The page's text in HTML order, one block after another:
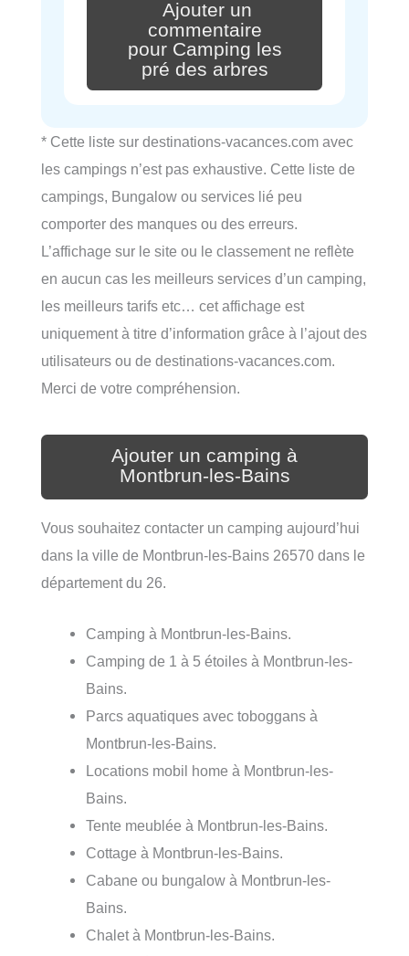
Ajouter un
commentaire
pour Camping les
pré des arbres
* Cette liste sur destinations-vacances.com avec
les campings n’est pas exhaustive. Cette liste de
campings, Bungalow ou services lié peu
comporter des manques ou des erreurs.
L’affichage sur le site ou le classement ne reflète
en aucun cas les meilleurs services d’un camping,
les meilleurs tarifs etc… cet affichage est
uniquement à titre d’information grâce à l’ajout des
utilisateurs ou de destinations-vacances.com.
Merci de votre compréhension.
Ajouter un camping à
Montbrun-les-Bains
Vous souhaitez contacter un camping aujourd’hui
dans la ville de Montbrun-les-Bains 26570 dans le
département du 26.
Camping à Montbrun-les-Bains.
Camping de 1 à 5 étoiles à Montbrun-les-
Bains.
Parcs aquatiques avec toboggans à
Montbrun-les-Bains.
Locations mobil home à Montbrun-les-
Bains.
Tente meublée à Montbrun-les-Bains.
Cottage à Montbrun-les-Bains.
Cabane ou bungalow à Montbrun-les-
Bains.
Chalet à Montbrun-les-Bains.